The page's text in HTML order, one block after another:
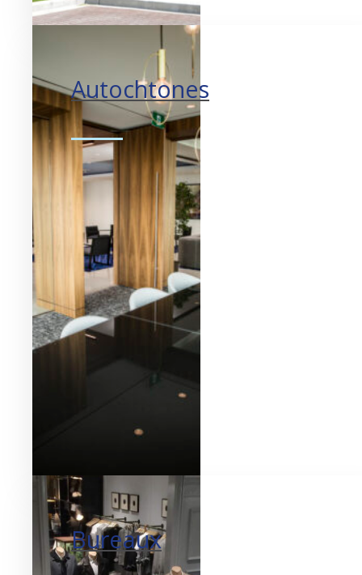
Autochtones
Tisser des partenariats.
Bureaux